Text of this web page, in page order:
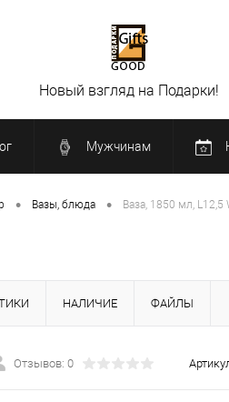
Новый взгляд на Подарки!
Мужчинам
• Вазы, блюда • Ваза, 1850 мл, L12,5
НАЛИЧИЕ ФАЙЛЫ
Отзывов: 0